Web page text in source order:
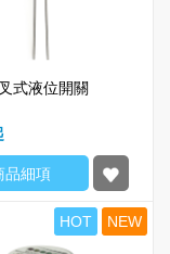
式液位開關
品細項
HOT NEW